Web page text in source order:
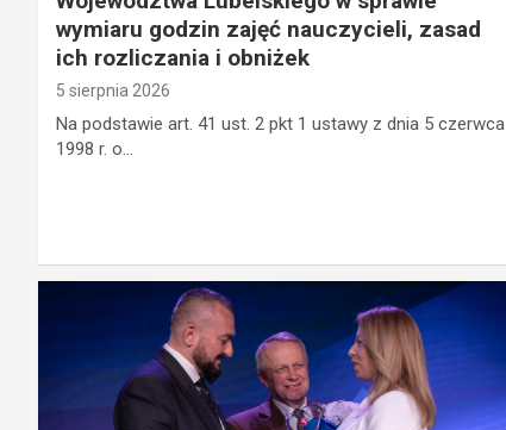
wymiaru godzin zajęć nauczycieli, zasad
ich rozliczania i obniżek
5 sierpnia 2026
Na podstawie art. 41 ust. 2 pkt 1 ustawy z dnia 5 czerwca
1998 r. o…